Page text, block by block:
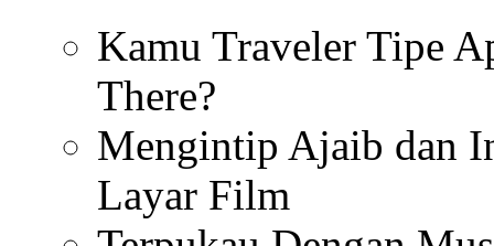
Kamu Traveler Tipe
There?
Mengintip Ajaib dan
Layar Film